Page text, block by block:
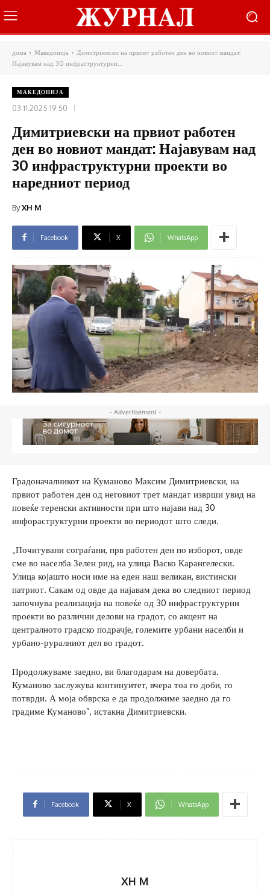
дома Македонија
Димитриевски на првиот работен ден во новиот мандат:
Најавувам над 30 инфраструктурни...
МАКЕДОНИЈА
03.11.2025 19:50
Димитриевски на првиот работен
ден во новиот мандат: Најавувам над
30 инфраструктурни проекти во
наредниот период
ByXH M
Facebook X WhatsApp
- Advertisement -
Градоначалникот на Куманово Максим Димитриевски, на
првиот работен ден од неговиот трет мандат изврши увид на
повеќе теренски активности при што најави над 30
инфораструктурни проекти во периодот што следи.
„Почитувани сограѓани, прв работен ден по изборот, овде
сме во населба Зелен рид, на улица Васко Карангелески.
Улица којашто носи име на еден наш великан, вистински
патриот. Сакам од овде да најавам дека во следниот период
започнува реализација на повеќе од 30 инфраструктурни
проекти во различни делови на градот, со акцент на
централното градско подрачје, големите урбани населби и
урбано-руралниот дел во градот.
Продолжуваме заедно, ви благодарам на довербата.
Куманово заслужува континуитет, вчера тоа го доби, го
потврди. А моја обврска е да продолжиме заедно да го
градиме Куманово”, истакна Димитриевски.
Facebook X WhatsApp
XH M